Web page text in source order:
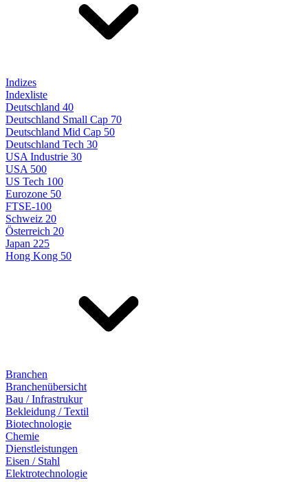
Indizes
Indexliste
Deutschland 40
Deutschland Small Cap 70
Deutschland Mid Cap 50
Deutschland Tech 30
USA Industrie 30
USA 500
US Tech 100
Eurozone 50
FTSE-100
Schweiz 20
Österreich 20
Japan 225
Hong Kong 50
Branchen
Branchenübersicht
Bau / Infrastrukur
Bekleidung / Textil
Biotechnologie
Chemie
Dienstleistungen
Eisen / Stahl
Elektrotechnologie